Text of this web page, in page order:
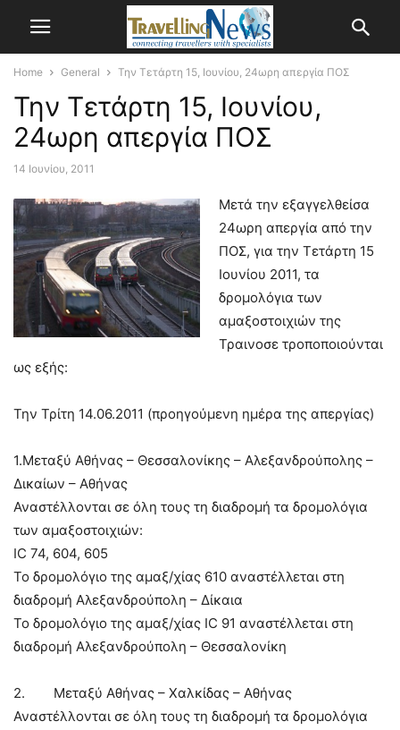
Home General Την Τετάρτη 15, Ιουνίου, 24ωρη απεργία ΠΟΣ
Την Τετάρτη 15, Ιουνίου,
24ωρη απεργία ΠΟΣ
14 Ιουνίου, 2011
Μετά την εξαγγελθείσα
24ωρη απεργία από την
ΠΟΣ, για την Τετάρτη 15
Ιουνίου 2011, τα
δρομολόγια των
αμαξοστοιχιών της
Τραινοσε τροποποιούνται
ως εξής:
Την Τρίτη 14.06.2011 (προηγούμενη ημέρα της απεργίας)
1.Μεταξύ Αθήνας – Θεσσαλονίκης – Αλεξανδρούπολης –
Δικαίων – Αθήνας
Αναστέλλονται σε όλη τους τη διαδρομή τα δρομολόγια
των αμαξοστοιχιών:
IC 74, 604, 605
Το δρομολόγιο της αμαξ/χίας 610 αναστέλλεται στη
διαδρομή Αλεξανδρούπολη – Δίκαια
Το δρομολόγιο της αμαξ/χίας IC 91 αναστέλλεται στη
διαδρομή Αλεξανδρούπολη – Θεσσαλονίκη
2. Μεταξύ Αθήνας – Χαλκίδας – Αθήνας
Αναστέλλονται σε όλη τους τη διαδρομή τα δρομολόγια